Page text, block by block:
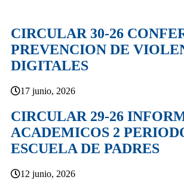
CIRCULAR 30-26
PREVENCION DE
DIGITALES
17 junio, 2026
CIRCULAR 29-26
ACADEMICOS 2
ESCUELA DE PADRES
12 junio, 2026